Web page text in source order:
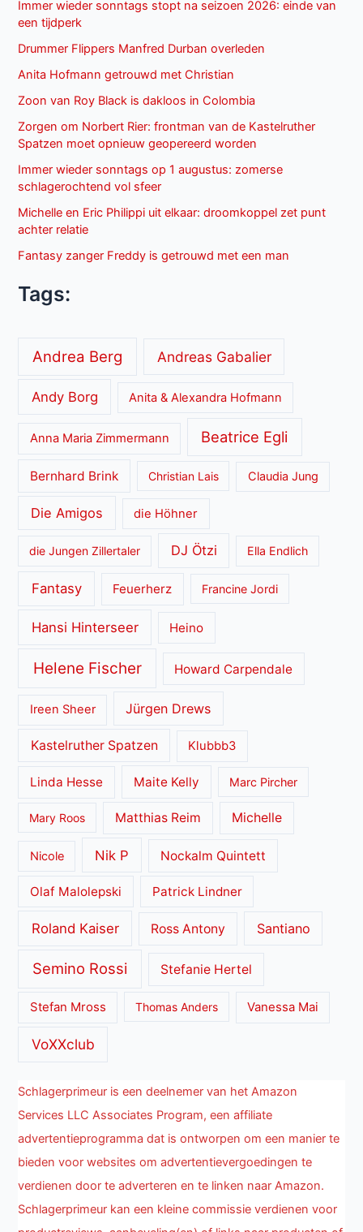
Immer wieder sonntags stopt na seizoen 2026: einde van
een tijdperk
Drummer Flippers Manfred Durban overleden
Anita Hofmann getrouwd met Christian
Zoon van Roy Black is dakloos in Colombia
Zorgen om Norbert Rier: frontman van de Kastelruther
Spatzen moet opnieuw geopereerd worden
Immer wieder sonntags op 1 augustus: zomerse
schlagerochtend vol sfeer
Michelle en Eric Philippi uit elkaar: droomkoppel zet punt
achter relatie
Fantasy zanger Freddy is getrouwd met een man
Tags:
Andrea Berg Andreas Gabalier
Andy Borg Anita & Alexandra Hofmann
Anna Maria Zimmermann Beatrice Egli
Bernhard Brink Christian Lais Claudia Jung
Die Amigos die Höhner
die Jungen Zillertaler DJ Ötzi Ella Endlich
Fantasy Feuerherz Francine Jordi
Hansi Hinterseer Heino
Helene Fischer Howard Carpendale
Ireen Sheer Jürgen Drews
Kastelruther Spatzen Klubbb3
Linda Hesse Maite Kelly Marc Pircher
Mary Roos Matthias Reim Michelle
Nicole Nik P Nockalm Quintett
Olaf Malolepski Patrick Lindner
Roland Kaiser Ross Antony Santiano
Semino Rossi Stefanie Hertel
Stefan Mross Thomas Anders Vanessa Mai
VoXXclub
Schlagerprimeur is een deelnemer van het Amazon
Services LLC Associates Program, een affiliate
advertentieprogramma dat is ontworpen om een manier te
bieden voor websites om advertentievergoedingen te
verdienen door te adverteren en te linken naar Amazon.
Schlagerprimeur kan een kleine commissie verdienen voor